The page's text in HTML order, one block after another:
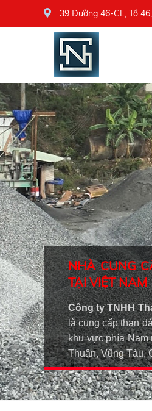
39 Đường 46-CL, Tổ
NHÀ CUNG
TẠI VIỆT NAM
Công ty TNHH
là cung cấp than
khu vực phía Nam
Thuận, Vũng Tàu,